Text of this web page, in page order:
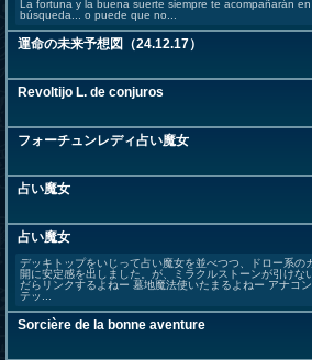
La fortuna y la buena suerte siempre te acompañarán en
búsqueda... o puede que no...
運命の未来予想図（24.12.17）
Revoltijo L. de conjuros
フォーチュンレディ占い魔女
占い魔女
占い魔女
デッキトップをいじって占い魔女を並べつつ、ドロー系の
開に安定感を出しました。が、ミラクルストーンが引けな
だらリンクするよねー 墓地魔法使いたまるよねー アナコ
テッ...
Sorcière de la bonne aventure